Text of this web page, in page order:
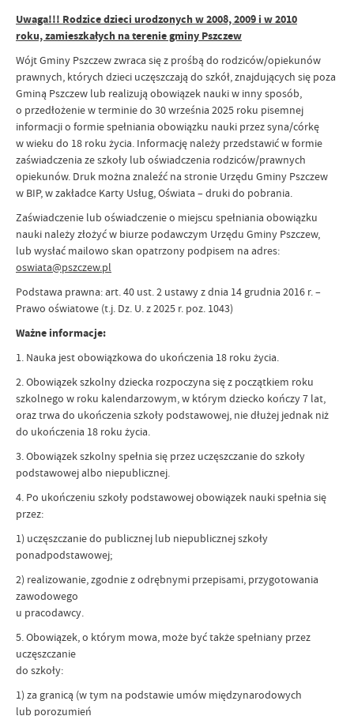
Uwaga!!! Rodzice dzieci urodzonych w 2008, 2009 i w 2010
roku, zamieszkałych na terenie gminy Pszczew
Wójt Gminy Pszczew zwraca się z prośbą do rodziców/opiekunów
prawnych, których dzieci uczęszczają do szkół, znajdujących się poza
Gminą Pszczew lub realizują obowiązek nauki w inny sposób,
o przedłożenie w terminie do 30 września 2025 roku pisemnej
informacji o formie spełniania obowiązku nauki przez syna/córkę
w wieku do 18 roku życia. Informację należy przedstawić w formie
zaświadczenia ze szkoły lub oświadczenia rodziców/prawnych
opiekunów. Druk można znaleźć na stronie Urzędu Gminy Pszczew
w BIP, w zakładce Karty Usług, Oświata – druki do pobrania.
Zaświadczenie lub oświadczenie o miejscu spełniania obowiązku
nauki należy złożyć w biurze podawczym Urzędu Gminy Pszczew,
lub wysłać mailowo skan opatrzony podpisem na adres:
oswiata@pszczew.pl
Podstawa prawna: art. 40 ust. 2 ustawy z dnia 14 grudnia 2016 r. –
Prawo oświatowe (t.j. Dz. U. z 2025 r. poz. 1043)
Ważne informacje:
1. Nauka jest obowiązkowa do ukończenia 18 roku życia.
2. Obowiązek szkolny dziecka rozpoczyna się z początkiem roku
szkolnego w roku kalendarzowym, w którym dziecko kończy 7 lat,
oraz trwa do ukończenia szkoły podstawowej, nie dłużej jednak niż
do ukończenia 18 roku życia.
3. Obowiązek szkolny spełnia się przez uczęszczanie do szkoły
podstawowej albo niepublicznej.
4. Po ukończeniu szkoły podstawowej obowiązek nauki spełnia się
przez:
1) uczęszczanie do publicznej lub niepublicznej szkoły
ponadpodstawowej;
2) realizowanie, zgodnie z odrębnymi przepisami, przygotowania
zawodowego
u pracodawcy.
5. Obowiązek, o którym mowa, może być także spełniany przez
uczęszczanie
do szkoły:
1) za granicą (w tym na podstawie umów międzynarodowych
lub porozumień